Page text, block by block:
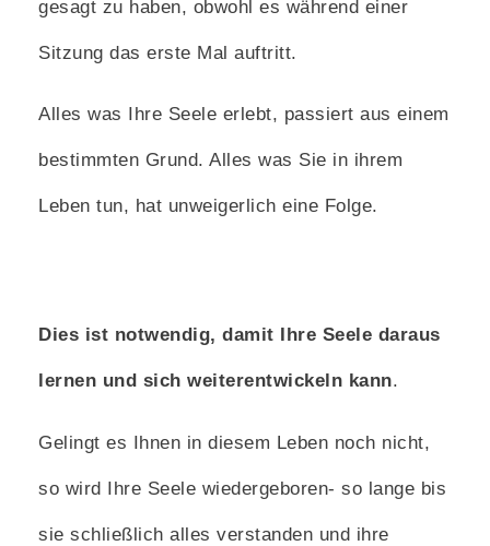
gesagt zu haben, obwohl es während einer
Sitzung das erste Mal auftritt.
Alles was Ihre Seele erlebt, passiert aus einem
bestimmten Grund. Alles was Sie in ihrem
Leben tun, hat unweigerlich eine Folge.
Dies ist notwendig, damit Ihre Seele daraus
lernen und sich weiterentwickeln kann.
Gelingt es Ihnen in diesem Leben noch nicht,
so wird Ihre Seele wiedergeboren- so lange bis
sie schließlich alles verstanden und ihre